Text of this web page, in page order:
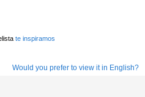
te inspiramos
Would you prefer to view it in English?